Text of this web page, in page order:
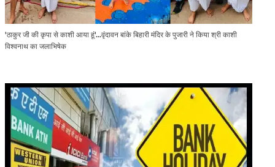
'ठाकुर जी की कृपा से काशी आया हूं'...वृंदावन बांके बिहारी मंदिर के पुजारी ने किया श्री काशी
विश्वनाथ का जलाभिषेक